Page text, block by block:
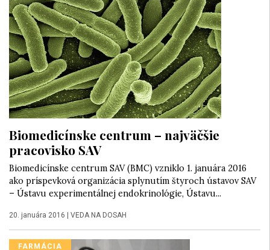
Biomedicínske centrum – najväčšie
pracovisko SAV
Biomedicínske centrum SAV (BMC) vzniklo 1. januára 2016
ako príspevková organizácia splynutím štyroch ústavov SAV
– Ústavu experimentálnej endokrinológie, Ústavu...
20. januára 2016 VEDA NA DOSAH
FARMÁCIA